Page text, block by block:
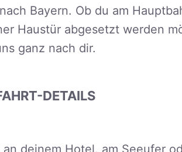
Bayern. Ob du am
Haustür abgesetzt werden
ganz nach dir.
DETAILS
an deinem Hotel, am Seeufer